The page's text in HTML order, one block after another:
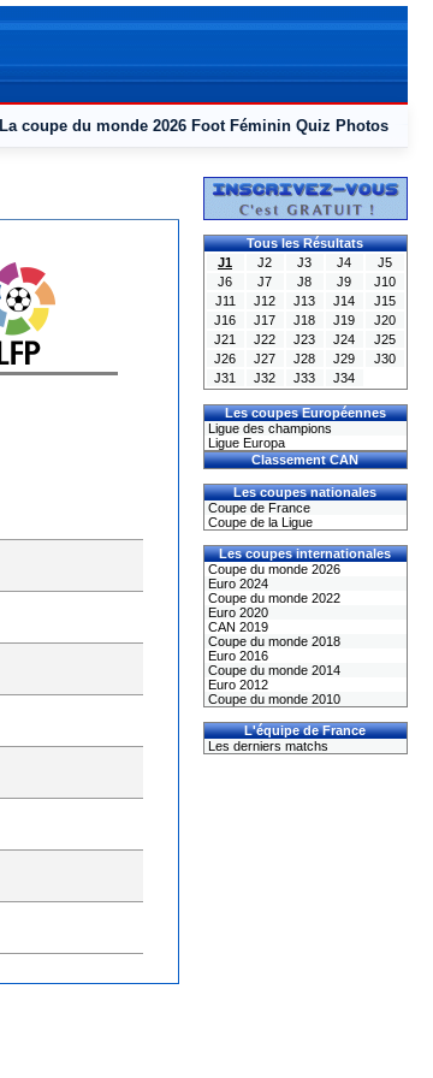
La coupe du monde 2026 Foot Féminin Quiz Photos
Tous les Résultats
J1
J2 J3 J4
J5
J6
J7 J8 J9
J10
J11
J12 J13 J14
J15
J16
J17 J18 J19
J20
J21
J22 J23 J24
J25
J26
J27 J28 J29
J30
J31
J32 J33 J34
Les coupes Européennes
Ligue des champions
Ligue Europa
Classement CAN
Les coupes nationales
Coupe de France
Coupe de la Ligue
Les coupes internationales
Coupe du monde 2026
Euro 2024
Coupe du monde 2022
Euro 2020
CAN 2019
Coupe du monde 2018
Euro 2016
Coupe du monde 2014
Euro 2012
Coupe du monde 2010
L'équipe de France
Les derniers matchs